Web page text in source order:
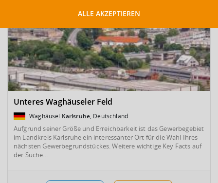
Unteres Waghäuseler Feld
Waghäusel Karlsruhe, Deutschland
Aufgrund seiner Größe und Erreichbarkeit ist das Gewerbegebiet
im Landkreis Karlsruhe ein interessanter Ort für die Wahl Ihres
nächsten Gewerbegrundstückes. Weitere wichtige Key Facts auf
der Suche...
ALLE AKZEPTIEREN